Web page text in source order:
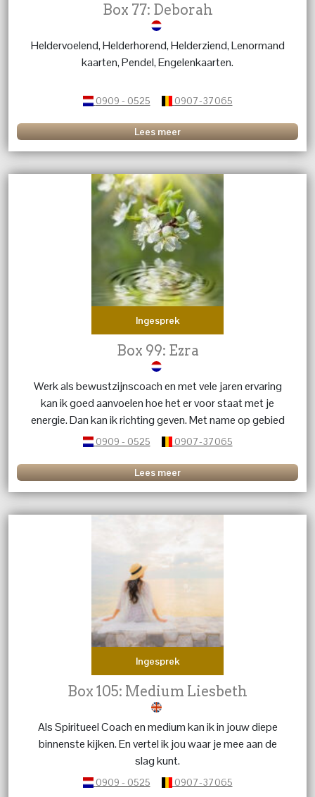
Box 77: Deborah
Heldervoelend, Helderhorend, Helderziend, Lenormand
kaarten, Pendel, Engelenkaarten.
0909 - 0525 0907-37065
Lees meer
Ingesprek
Box 99: Ezra
Werk als bewustzijnscoach en met vele jaren ervaring
kan ik goed aanvoelen hoe het er voor staat met je
energie. Dan kan ik richting geven. Met name op gebied
van liefdesrelaties.
0909 - 0525 0907-37065
Lees meer
Ingesprek
Box 105: Medium Liesbeth
Als Spiritueel Coach en medium kan ik in jouw diepe
binnenste kijken. En vertel ik jou waar je mee aan de
slag kunt.
0909 - 0525 0907-37065